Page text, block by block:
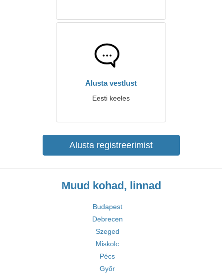
Alusta vestlust
Eesti keeles
Alusta registreerimist
Muud kohad, linnad
Budapest
Debrecen
Szeged
Miskolc
Pécs
Győr